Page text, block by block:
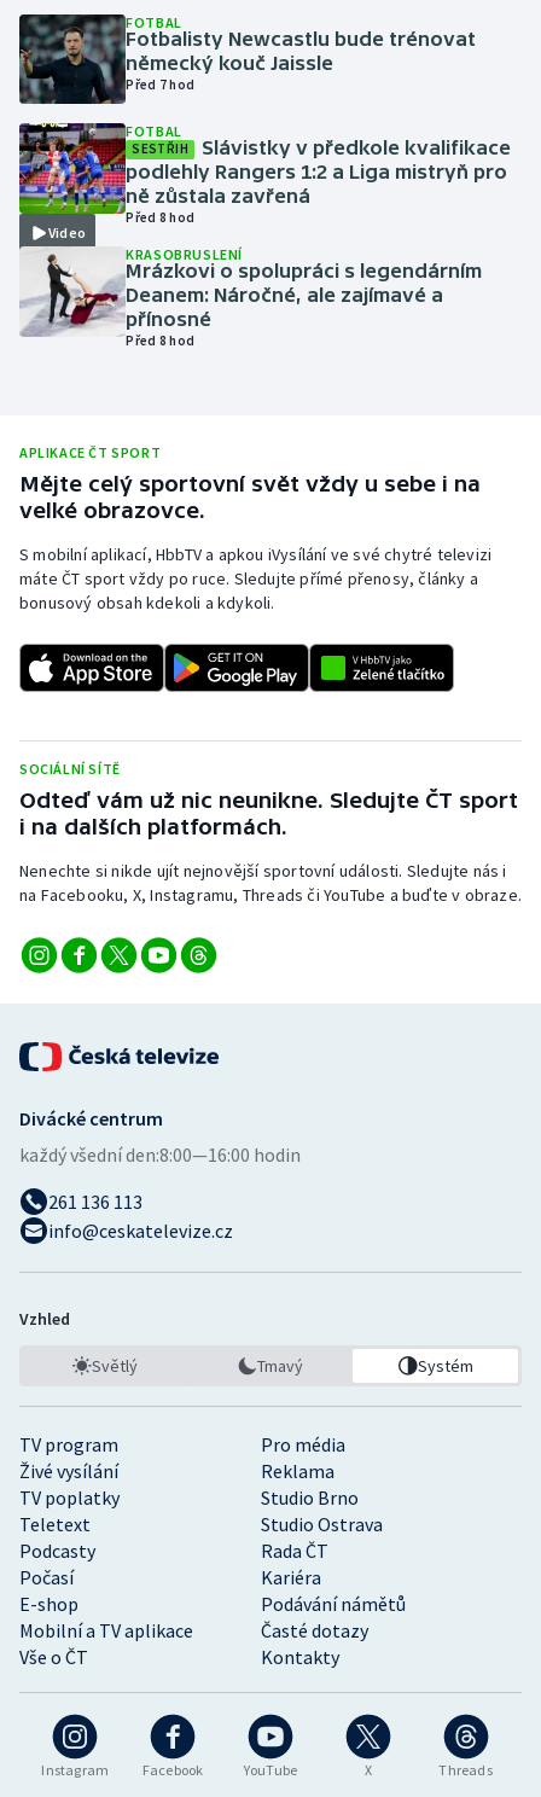
Lyže a snowboard
Moderní pětiboj
Motorsport
Olympijské hry
Parasport
Plavání
Ragby
Rychlobruslení
Rychlostní kanoistika
Short track
Sportovní střelba
Triatlon
Vodní slalom
Volejbal
FOTBAL
Fotbalisty Newcastlu bude trénovat
německý kouč Jaissle
Před 7 hod
Video
FOTBAL
SESTŘIH
Slávistky v předkole kvalifikace
podlehly Rangers 1:2 a Liga mistryň pro
ně zůstala zavřená
Před 8 hod
KRASOBRUSLENÍ
Mrázkovi o spolupráci s legendárním
Deanem: Náročné, ale zajímavé a
přínosné
Před 8 hod
APLIKACE ČT SPORT
Mějte celý sportovní svět vždy u sebe i na
velké obrazovce.
S mobilní aplikací, HbbTV a apkou iVysílání ve své chytré televizi
máte ČT sport vždy po ruce. Sledujte přímé přenosy, články a
bonusový obsah kdekoli a kdykoli.
SOCIÁLNÍ SÍTĚ
Odteď vám už nic neunikne. Sledujte ČT sport
i na dalších platformách.
Nenechte si nikde ujít nejnovější sportovní události. Sledujte nás i
na Facebooku, X, Instagramu, Threads či YouTube a buďte v obraze.
Instagram Facebook YouTube X Threads
TV program
Pro média
Živé vysílání
Reklama
TV poplatky
Studio Brno
Teletext
Studio Ostrava
Podcasty
Rada ČT
Počasí
Kariéra
E-shop
Podávání námětů
Mobilní a TV aplikace
Časté dotazy
Vše o ČT
Kontakty
Divácké centrum
každý všední den:8:00—16:00 hodin
261 136 113
info@ceskatelevize.cz
Vzhled
Světlý Tmavý Systém